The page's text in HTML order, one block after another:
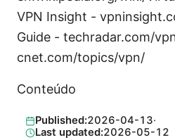
VPN Insight -
Guide - techradar.com/
cnet.com/topics/vpn/
Conteúdo
Published:2026-04-13·
Last updated:2026-05-12